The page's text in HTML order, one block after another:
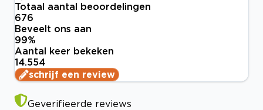
Totaal aantal beoordelingen
676
Beveelt ons aan
99%
Aantal keer bekeken
14.554
schrijf een review
Geverifieerde reviews